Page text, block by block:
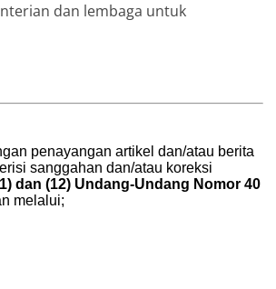
dan lembaga untuk